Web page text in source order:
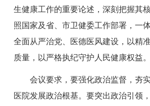
生健康工作的重要论述，深刻把握其
照国家及省、市卫健委工作部署，一
全面从严治党、医德医风建设，以精
质量，以严格执纪守护人民健康权益。
会议要求，要强化政治监督，夯
医院发展政治根基。要突出政治引领